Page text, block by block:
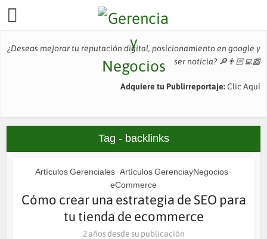
¿Deseas mejorar tu reputación digital, posicionamiento en google y
ser noticia? 🔎👨🏻‍💻📰
Adquiere tu Publirreportaje:Clic Aquí
Tag - backlinks
Artículos Gerenciales • Artículos GerenciayNegocios •
eCommerce
Cómo crear una estrategia de SEO para
tu tienda de ecommerce
2 años desde su publicación